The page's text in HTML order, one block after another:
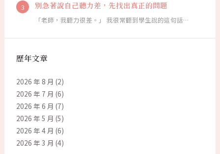
別急著說自己聽力差，先找出真正的問題
「老師，我聽力很差。」 我很常聽到學生說的這句話…
歷年文章
2026 年 8 月 (2)
2026 年 7 月 (6)
2026 年 6 月 (7)
2026 年 5 月 (5)
2026 年 4 月 (6)
2026 年 3 月 (4)